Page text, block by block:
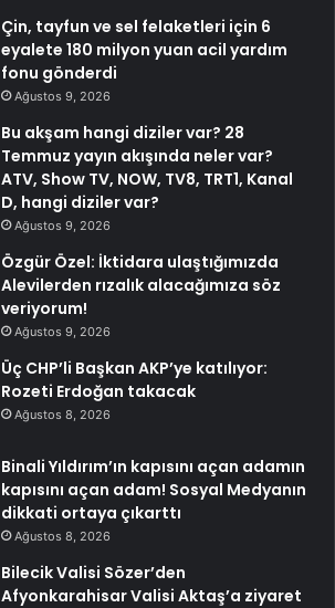
Çin, tayfun ve sel felaketleri için 6
eyalete 180 milyon yuan acil yardım
fonu gönderdi
Ağustos 9, 2026
Bu akşam hangi diziler var? 28
Temmuz yayın akışında neler var?
ATV, Show TV, NOW, TV8, TRT1, Kanal
D, hangi diziler var?
Ağustos 9, 2026
Özgür Özel: İktidara ulaştığımızda
Alevilerden rızalık alacağımıza söz
veriyorum!
Ağustos 9, 2026
Üç CHP’li Başkan AKP’ye katılıyor:
Rozeti Erdoğan takacak
Ağustos 8, 2026
Binali Yıldırım’ın kapısını açan adamın
kapısını açan adam! Sosyal Medyanın
dikkati ortaya çıkarttı
Ağustos 8, 2026
Bilecik Valisi Sözer’den
Afyonkarahisar Valisi Aktaş’a ziyaret